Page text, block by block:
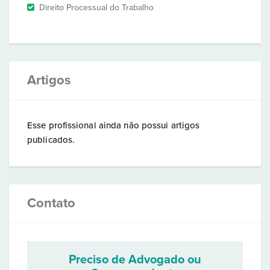
Direito Processual do Trabalho
Artigos
Esse profissional ainda não possui artigos
publicados.
Contato
Preciso de Advogado ou